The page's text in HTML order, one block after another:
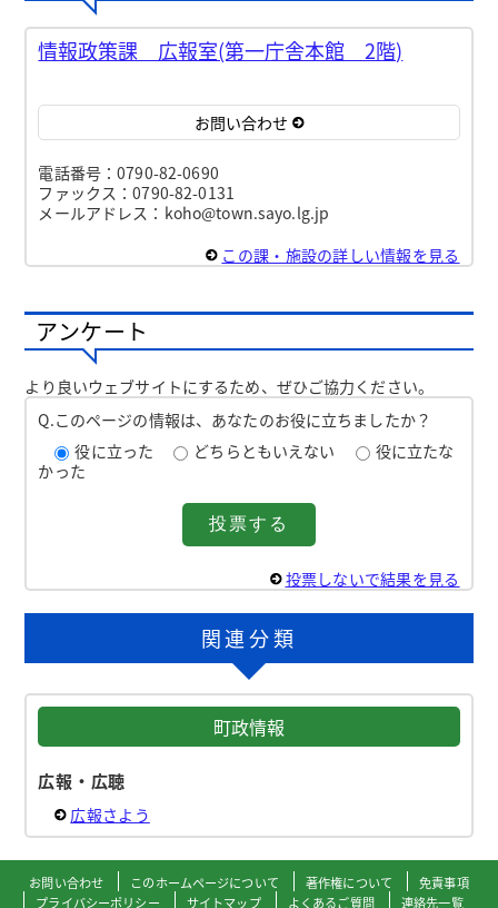
情報政策課 広報室(第一庁舎本館 2階)
お問い合わせ
電話番号：0790-82-0690
ファックス：0790-82-0131
メールアドレス：koho@town.sayo.lg.jp
この課・施設の詳しい情報を見る
アンケート
より良いウェブサイトにするため、ぜひご協力ください。
Q.このページの情報は、あなたのお役に立ちましたか？
役に立った
どちらともいえない
役に立たな
かった
投票しないで結果を見る
関連分類
町政情報
広報・広聴
広報さよう
お問い合わせ このホームページについて 著作権について
免責事項
プライバシーポリシー
サイトマップ よくあるご質問 連絡先一覧